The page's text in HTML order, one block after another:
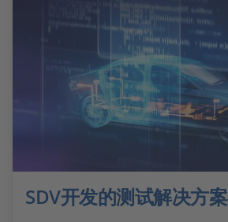
SDV开发的测试解决方案